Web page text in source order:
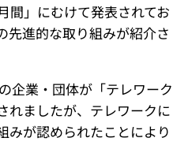
間」にむけて発表されてお
先進的な取り組みが紹介さ
企業・団体が「テレワーク
れましたが、テレワークに
みが認められたことにより